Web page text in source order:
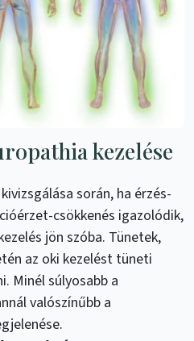
kezelése
során, ha érzés-
csökkenés igazolódik,
jön szóba. Tünetek,
az oki kezelést tüneti
Minél súlyosabb a
valószínűbb a